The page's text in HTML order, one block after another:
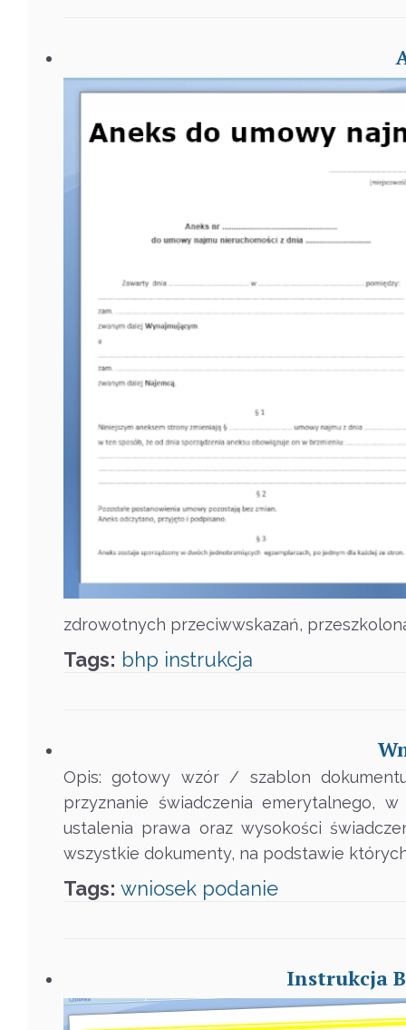
zdrowotnych przeciwwskazań,
Tags: bhp instrukcja
Opis: gotowy wzór / szablon
przyznanie świadczenia emerytalnego,
ustalenia prawa oraz wysokości
wszystkie dokumenty, na podstawie których
Tags: wniosek podanie
Instrukcja